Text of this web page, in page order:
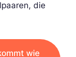
die
wie